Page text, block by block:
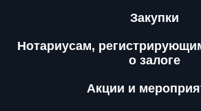
Закупки
Нотариусам,
о залоге
Акции и